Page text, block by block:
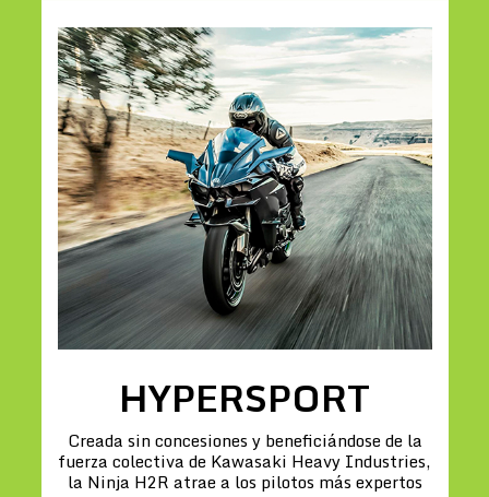
HYPERSPORT
Creada sin concesiones y beneficiándose de la
fuerza colectiva de Kawasaki Heavy Industries,
la Ninja H2R atrae a los pilotos más expertos